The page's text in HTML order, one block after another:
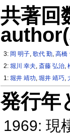
共著回
3: 岡 明子,歌代 勤,高橋
2:堀川 幸夫,斎藤 弘治,
1:堀井 靖功,堀井 靖巧,
発行年
1969: 現